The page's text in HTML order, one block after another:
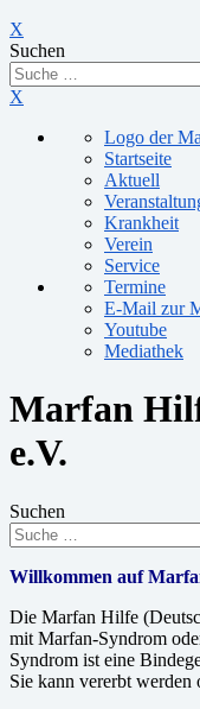
X
Suchen
X
Logo der
Startseite
Aktuell
Krankheit
Verein
Service
Termine
E-Mail zur
Youtube
Mediathek
Marfan
e.V.
Suchen
Willkommen auf
Die Marfan Hilfe
mit Marfan-Syndrom
Syndrom ist eine
Sie kann vererbt werden